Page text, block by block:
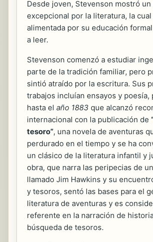
Desde joven, Stevenson mostró
excepcional por la literatura, la cual
alimentada por su educación
a leer.
Stevenson comenzó a estudiar
parte de la tradición familiar, pero
sintió atraído por la escritura. Sus
trabajos incluían ensayos y poesía,
hasta el año 1883 que alcanzó
internacional con la publicación de
tesoro”, una novela de aventuras
perdurado en el tiempo y se ha
un clásico de la literatura infantil y
obra, que narra las peripecias de
llamado Jim Hawkins y su
y tesoros, sentó las bases para el
literatura de aventuras y es
referente en la narración de
búsqueda de tesoros.